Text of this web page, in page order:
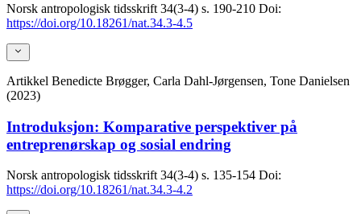
Norsk antropologisk tidsskrift 34(3-4) s. 190-210 Doi:
https://doi.org/10.18261/nat.34.3-4.5
Artikkel Benedicte Brøgger, Carla Dahl-Jørgensen, Tone Danielsen
(2023)
Introduksjon: Komparative perspektiver på
entreprenørskap og sosial endring
Norsk antropologisk tidsskrift 34(3-4) s. 135-154 Doi:
https://doi.org/10.18261/nat.34.3-4.2